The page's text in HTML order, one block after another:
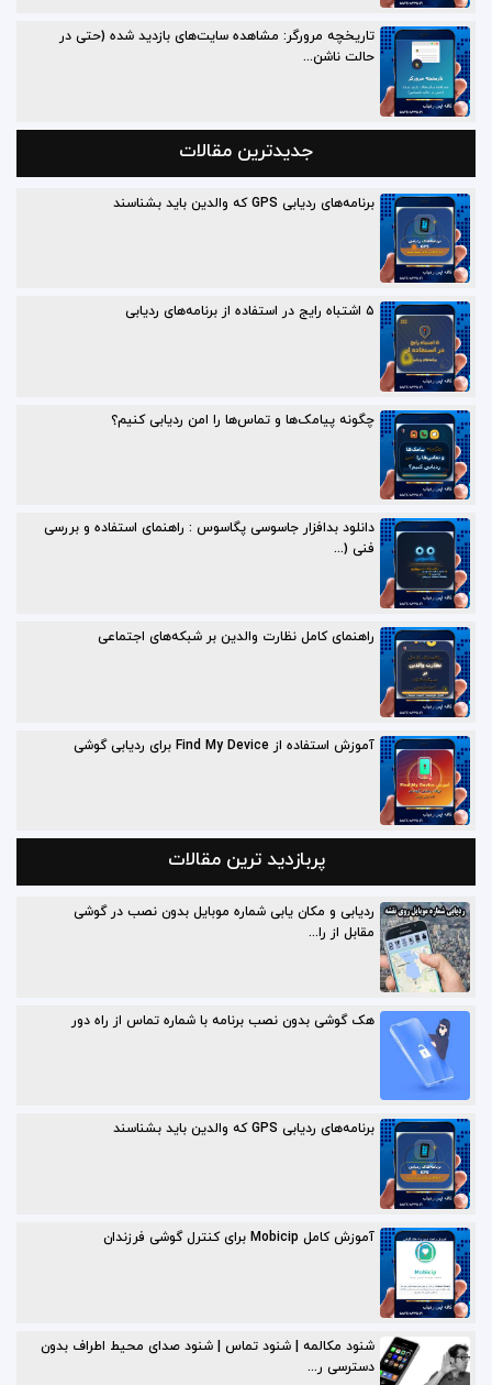
تاریخچه مرورگر: مشاهده سایت‌های بازدید شده (حتی در
حالت ناشن...
جدیدترین مقالات
برنامه‌های ردیابی GPS که والدین باید بشناسند
۵ اشتباه رایج در استفاده از برنامه‌های ردیابی
چگونه پیامک‌ها و تماس‌ها را امن ردیابی کنیم؟
دانلود بدافزار جاسوسی پگاسوس : راهنمای استفاده و بررسی
فنی (...
راهنمای کامل نظارت والدین بر شبکه‌های اجتماعی
آموزش استفاده از Find My Device برای ردیابی گوشی
پربازدید ترین مقالات
ردیابی و مکان یابی شماره موبایل بدون نصب در گوشی
مقابل از را...
هک گوشی بدون نصب برنامه با شماره تماس از راه دور
برنامه‌های ردیابی GPS که والدین باید بشناسند
آموزش کامل Mobicip برای کنترل گوشی فرزندان
شنود مکالمه | شنود تماس | شنود صدای محیط اطراف بدون
دسترسی ر...